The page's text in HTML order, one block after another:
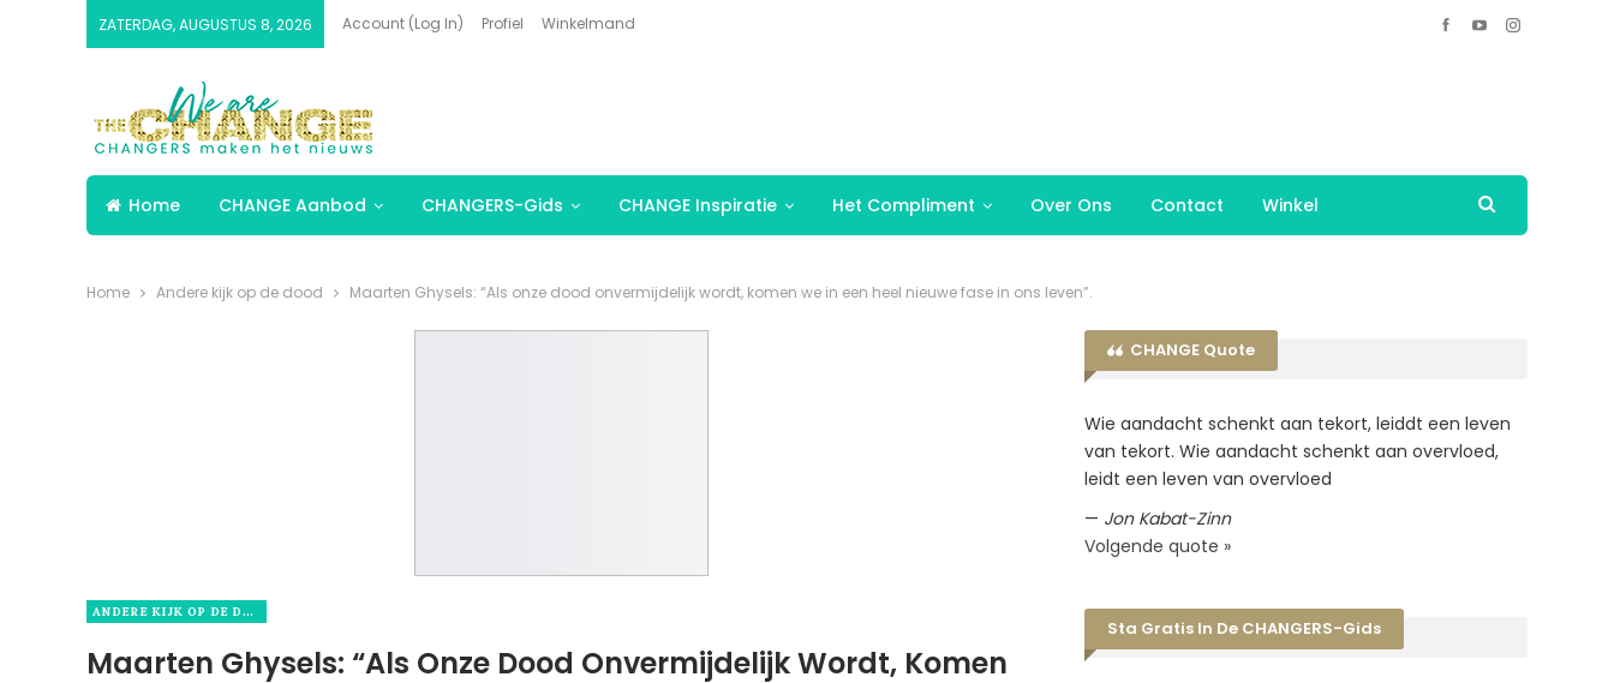
ZATERDAG, AUGUSTUS 8, 2026 Account (Log In) Profiel Winkelmand
Home CHANGE Aanbod CHANGERS-Gids CHANGE Inspiratie Het Compliment Over Ons Contact Winkel
Home Andere kijk op de dood Maarten Ghysels: “Als onze dood onvermijdelijk wordt, komen we in een heel nieuwe fase in ons leven”.
ANDERE KIJK OP DE DOOD
Maarten Ghysels: “Als Onze Dood Onvermijdelijk Wordt, Komen
CHANGE Quote
Wie aandacht schenkt aan tekort, leiddt een leven
van tekort. Wie aandacht schenkt aan overvloed,
leidt een leven van overvloed
— Jon Kabat-Zinn
Volgende quote »
Sta Gratis In De CHANGERS-Gids